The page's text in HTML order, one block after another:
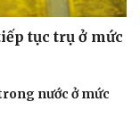
tục trụ ở mức
nước ở mức